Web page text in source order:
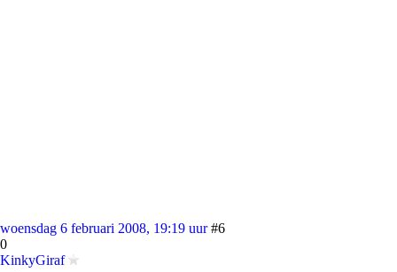
woensdag 6 februari 2008, 19:19 uur #6
0
KinkyGiraf